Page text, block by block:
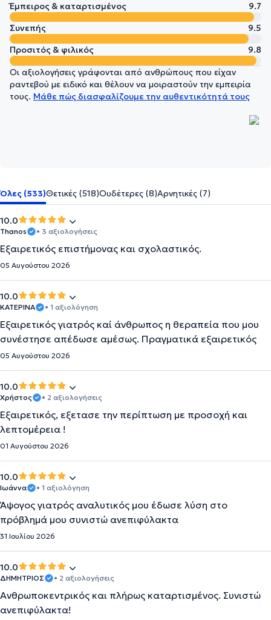
Έμπειρος & καταρτισμένος
9.7
Συνεπής
9.5
Προσιτός & φιλικός
9.8
Οι αξιολογήσεις γράφονται από ανθρώπους που είχαν
ραντεβού με ειδικό και θέλουν να μοιραστούν την εμπειρία
τους. Μάθε πώς διασφαλίζουμε την αυθεντικότητά τους
Όλες (533)Θετικές (518)Ουδέτερες (8)Αρνητικές (7)
10.0
Thanos • 3 αξιολογήσεις
Eξαιρετικός επιστήμονας και σχολαστικός.
05 Αυγούστου 2026
10.0
ΚΑΤΕΡΙΝΑ • 1 αξιολόγηση
Εξαιρετικός γιατρός καί άνθρωπος η θεραπεία που μου
συνέστησε απέδωσε αμέσως. Πραγματικά εξαιρετικός
05 Αυγούστου 2026
10.0
Χρήστος • 2 αξιολογήσεις
Εξαιρετικός, εξετασε την περίπτωση με προσοχή και
λεπτομέρεια !
01 Αυγούστου 2026
10.0
Ιωάννα • 1 αξιολόγηση
Άψογος γιατρός αναλυτικός μου έδωσε λύση στο
πρόβλημά μου συνιστώ ανεπιφύλακτα
31 Ιουλίου 2026
10.0
ΔΗΜΗΤΡΙΟΣ • 2 αξιολογήσεις
Ανθρωποκεντρικός και πλήρως καταρτισμένος. Συνιστώ
ανεπιφύλακτα!